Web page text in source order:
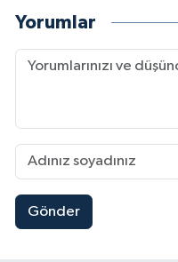
Yorumlar
Gönder